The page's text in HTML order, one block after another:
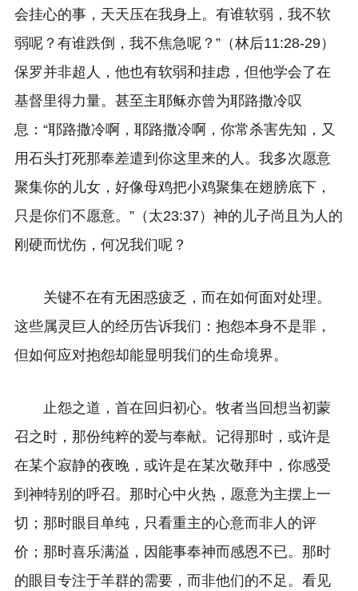
会挂心的事，天天压在我身上。有谁软弱，我不软
弱呢？有谁跌倒，我不焦急呢？”（林后11:28-29）
保罗并非超人，他也有软弱和挂虑，但他学会了在
基督里得力量。甚至主耶稣亦曾为耶路撒冷叹
息：“耶路撒冷啊，耶路撒冷啊，你常杀害先知，又
用石头打死那奉差遣到你这里来的人。我多次愿意
聚集你的儿女，好像母鸡把小鸡聚集在翅膀底下，
只是你们不愿意。”（太23:37）神的儿子尚且为人的
刚硬而忧伤，何况我们呢？
关键不在有无困惑疲乏，而在如何面对处理。
这些属灵巨人的经历告诉我们：抱怨本身不是罪，
但如何应对抱怨却能显明我们的生命境界。
止怨之道，首在回归初心。牧者当回想当初蒙
召之时，那份纯粹的爱与奉献。记得那时，或许是
在某个寂静的夜晚，或许是在某次敬拜中，你感受
到神特别的呼召。那时心中火热，愿意为主摆上一
切；那时眼目单纯，只看重主的心意而非人的评
价；那时喜乐满溢，因能事奉神而感恩不已。那时
的眼目专注于羊群的需要，而非他们的不足。看见